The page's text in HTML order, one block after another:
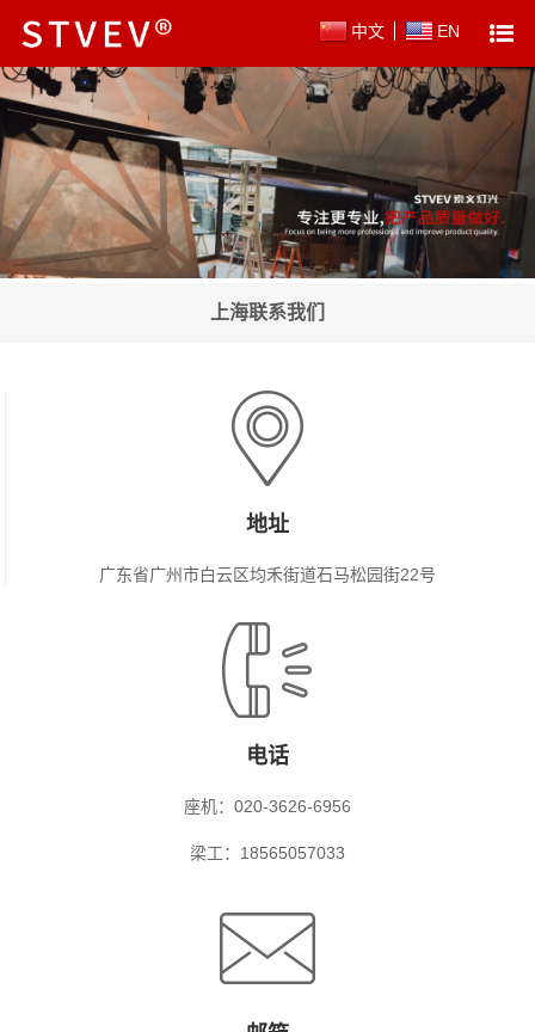
中文 EN
上海联系我们
地址
广东省广州市白云区均禾街道石马松园街22号
电话
座机：020-3626-6956
梁工：18565057033